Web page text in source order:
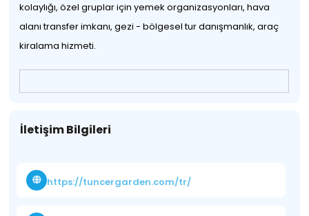
kolaylığı, özel gruplar için yemek organizasyonları, hava
alanı transfer imkanı, gezi - bölgesel tur danışmanlık, araç
kiralama hizmeti.
İletişim Bilgileri
https://tuncergarden.com/tr/